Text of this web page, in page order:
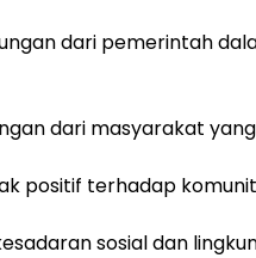
dari pemerintah
dari masyarakat
positif terhadap
sosial dan